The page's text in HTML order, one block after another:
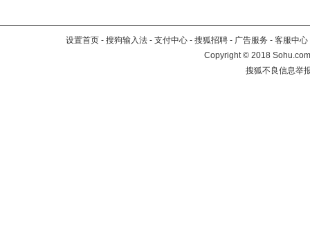
设置首页 - 搜狗输入法 - 支付中心 - 搜狐招聘 - 广告服务 - 客服中心
Copyright©2018
搜狐不良信息举